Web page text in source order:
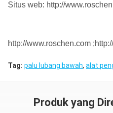
Situs web: http://
http://www.roschen.com
Tag: palu lubang bawah, alat
Produk yang